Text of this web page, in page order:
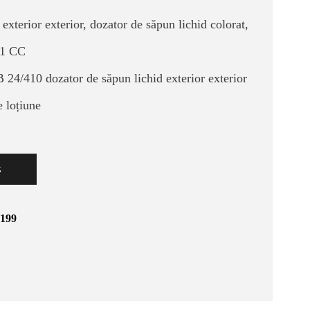
exterior, dozator de săpun lichid colorat,
CC
410 dozator de săpun lichid exterior exterior
loțiune